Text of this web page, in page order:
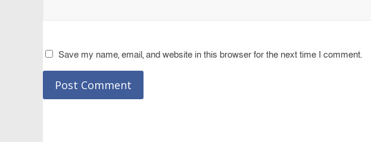
Save my name, email, and website in this browser for the next time I comment.